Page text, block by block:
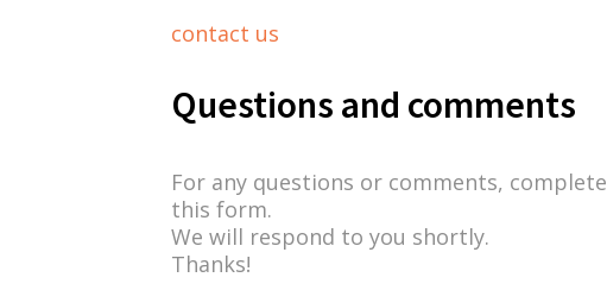
contact us
Questions and comments
For any questions or comments, complete
this form.
We will respond to you shortly.
Thanks!